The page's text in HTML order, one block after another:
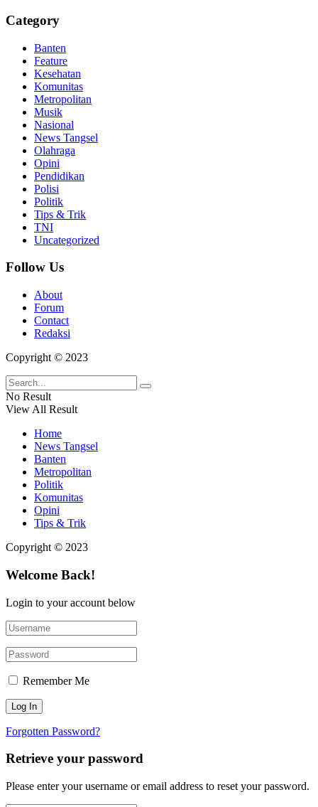
Category
Banten
Feature
Kesehatan
Komunitas
Metropolitan
Musik
Nasional
News Tangsel
Olahraga
Opini
Pendidikan
Polisi
Politik
Tips & Trik
TNI
Uncategorized
Follow Us
About
Forum
Contact
Redaksi
Copyright © 2023
No Result
View All Result
Home
News Tangsel
Banten
Metropolitan
Politik
Komunitas
Opini
Tips & Trik
Copyright © 2023
Welcome Back!
Login to your account below
Remember Me
Forgotten Password?
Retrieve your password
Please enter your username or email address to reset your password.